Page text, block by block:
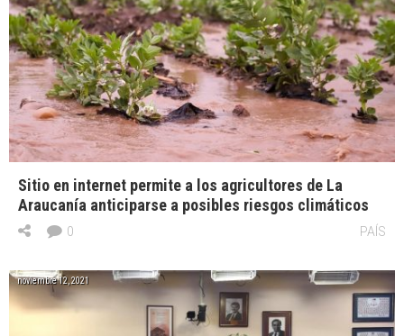
Sitio en internet permite a los agricultores de La
Araucanía anticiparse a posibles riesgos climáticos
PAÍS
0
noviembre 12, 2021